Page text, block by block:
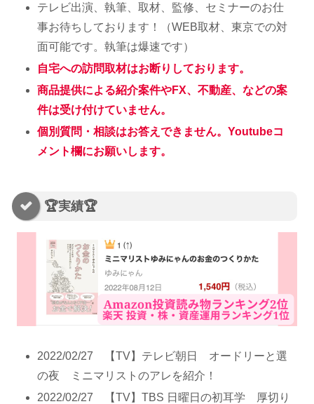
テレビ出演、執筆、取材、監修、セミナーのお仕
事お待ちしております！（WEB取材、東京での対
面可能です。執筆は爆速です）
自宅への訪問取材はお断りしております。
商品提供による紹介案件やFX、不動産、などの案
件は受け付けていません。
個別質問・相談はお答えできません。Youtubeコ
メント欄にお願いします。
🏆実績🏆
2022/02/27 【TV】テレビ朝日 オードリーと選
の夜 ミニマリストのアレを紹介！
2022/02/27 【TV】TBS 日曜日の初耳学 厚切り